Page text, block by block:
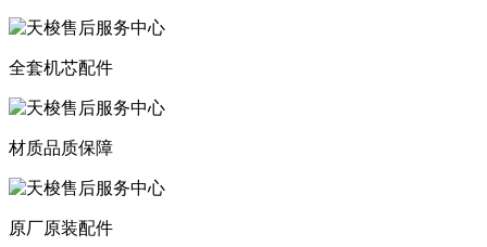
全套机芯配件
材质品质保障
原厂原装配件